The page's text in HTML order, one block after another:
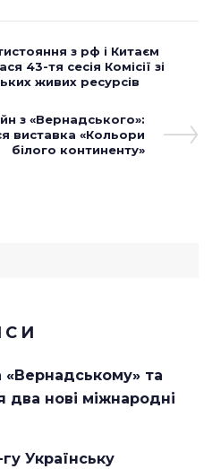
з рф і Китаєм
43-тя сесія Комісії зі
живих ресурсів
з «Вернадського»:
виставка «Кольори
білого континенту»
«Вернадському» та
два нові міжнародні
Українську